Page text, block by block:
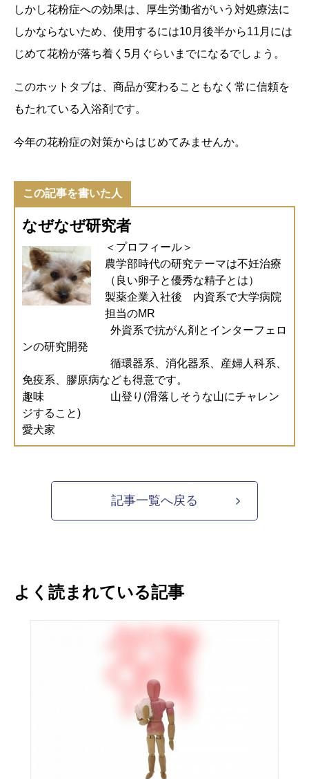
しかし花粉症への効果は、厚生労働省がいう対処療法に
しかならないため、使用するには10月後半から11月には
じめて花粉が落ち着く5月ぐらいまでになるでしょう。
このホットタブは、商品が変わることもなく常に信頼を
もたれている入浴剤です。
今年の花粉症の対策からはじめてみませんか。
この記事を書いた人
なぜなぜ研究者
＜プロフィール＞
農学部時代の研究テーマは不妊治療
（良い卵子と優秀な精子とは）
製薬企業入社後 内資系で大学病院
担当のMR
外資系で抗がん剤とインターフェロ
ンの研究開発
循環器系、消化器系、産婦人科系、
免疫系、膠原病なども得意です。
趣味 山登り(滑落しそうな山にチャレン
ジすること)
愛犬家
記事一覧へ戻る
よく読まれている記事